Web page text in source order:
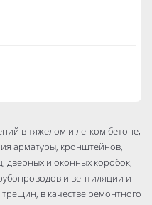
в тяжелом и легком бетоне,
арматуры, кронштейнов,
дверных и оконных коробок,
и вентиляции и
в качестве ремонтного